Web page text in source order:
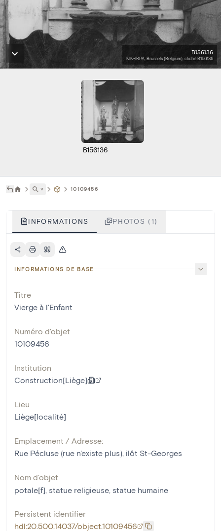
B156136
KIK-IRPA, Brussels (Belgium), cliché B156136
B156136
˅ 10109456
INFORMATIONS PHOTOS (1)
INFORMATIONS DE BASE
Titre
Vierge à l'Enfant
Numéro d'objet
10109456
Institution
Construction[Liège]
Lieu
Liège[localité]
Emplacement / Adresse:
Rue Pécluse (rue n'existe plus), ilôt St-Georges
Nom d'objet
potale[f], statue religieuse, statue humaine
Persistent identifier
hdl:20.500.14037/object.10109456